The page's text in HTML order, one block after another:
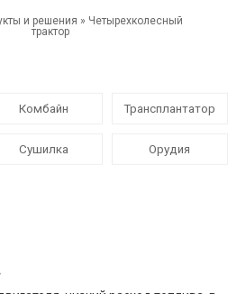
и решения » Четырехколесный
трактор
Комбайн Трансплантатор
Сушилка Орудия